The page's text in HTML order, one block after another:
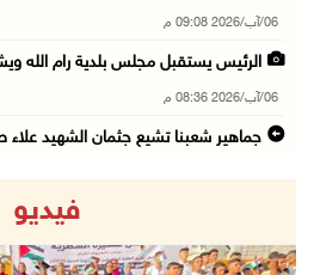
06/آب/2026 09:08 م
الرئيس يستقبل مجلس بلدية رام الله
06/آب/2026 08:36 م
جماهير شعبنا تشيع جثمان الشهيد
الاحتلال يوسع حملات الدهم والاعتقال
06/آب/2026 08:06 م
فيديو